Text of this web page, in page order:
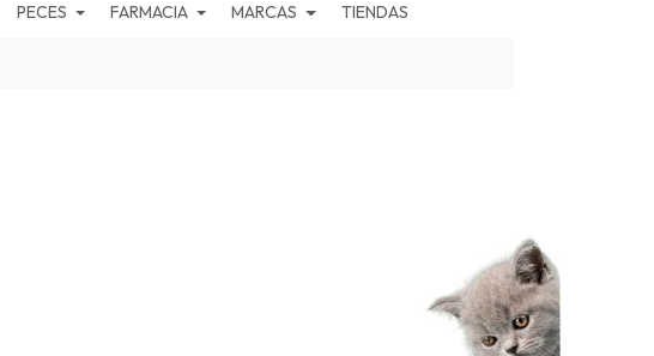
PECES FARMACIA MARCAS TIENDAS